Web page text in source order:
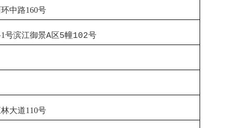
中路160号
1号滨江御景A区5幢102号
大道110号